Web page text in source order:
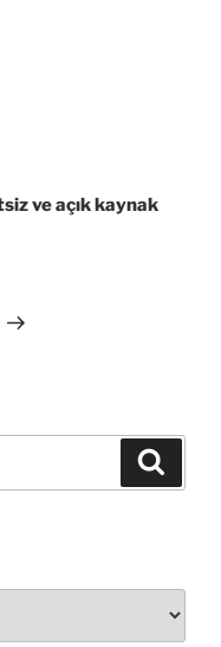
ve açık kaynak